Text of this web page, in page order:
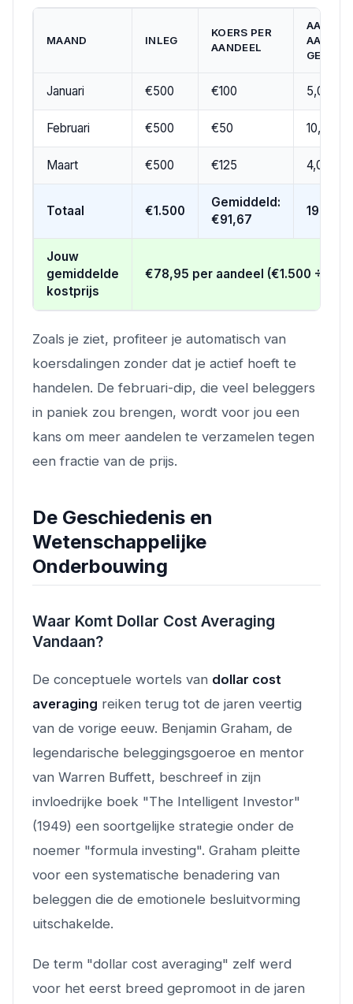
MAAND INLEG
KOERS PER
AANDEEL
AANTAL
Januari €500 €100 5,00
Februari €500 €50 10,00
Maart €500 €125 4,00
Totaal €1.500
Gemiddeld:
€91,67
19,00
Jouw
gemiddelde
kostprijs
€78,95 per aandeel (€1.500 ÷ 19)
Zoals je ziet, profiteer je automatisch van
koersdalingen zonder dat je actief hoeft te
handelen. De februari-dip, die veel beleggers
in paniek zou brengen, wordt voor jou een
kans om meer aandelen te verzamelen tegen
een fractie van de prijs.
De Geschiedenis en
Wetenschappelijke
Onderbouwing
Waar Komt Dollar Cost Averaging
Vandaan?
De conceptuele wortels van dollar cost
averaging reiken terug tot de jaren veertig
van de vorige eeuw. Benjamin Graham, de
legendarische beleggingsgoeroe en mentor
van Warren Buffett, beschreef in zijn
invloedrijke boek "The Intelligent Investor"
(1949) een soortgelijke strategie onder de
noemer "formula investing". Graham pleitte
voor een systematische benadering van
beleggen die de emotionele besluitvorming
uitschakelde.
De term "dollar cost averaging" zelf werd
voor het eerst breed gepromoot in de jaren